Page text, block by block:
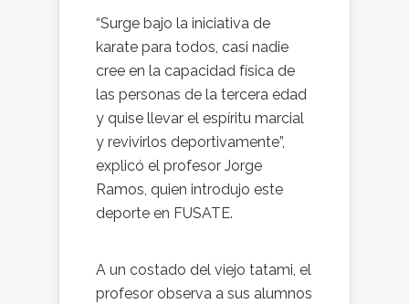
“Surge bajo la iniciativa de
karate para todos, casi nadie
cree en la capacidad física de
las personas de la tercera edad
y quise llevar el espíritu marcial
y revivirlos deportivamente”,
explicó el profesor Jorge
Ramos, quien introdujo este
deporte en FUSATE.
A un costado del viejo tatami, el
profesor observa a sus alumnos